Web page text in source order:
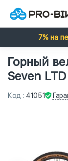
7% на
Горный
Seven
Код : 41051